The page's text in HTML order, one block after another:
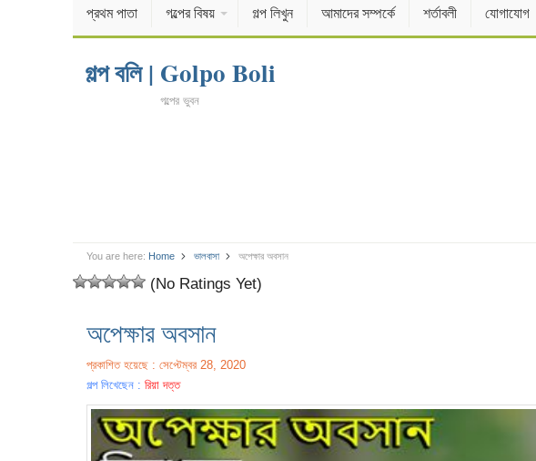
প্রথম পাতা গল্পের বিষয় গল্প লিখুন আমাদের সম্পর্কে শর্তাবলী যোগাযোগ
গল্প বলি | Golpo Boli
গল্পের ভুবন
You are here: Home ভালবাসা অপেক্ষার অবসান
(No Ratings Yet)
অপেক্ষার অবসান
প্রকাশিত হয়েছে : সেপ্টেম্বর 28, 2020
গল্প লিখেছেন : রিয়া দত্ত